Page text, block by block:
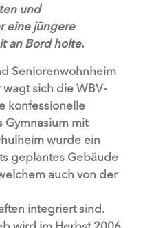
und
eine jüngere
an Bord holte.
Seniorenwohnheim
sich die WBV-
konfessionelle
Gymnasium mit
wurde ein
geplantes Gebäude
auch von der
integriert sind.